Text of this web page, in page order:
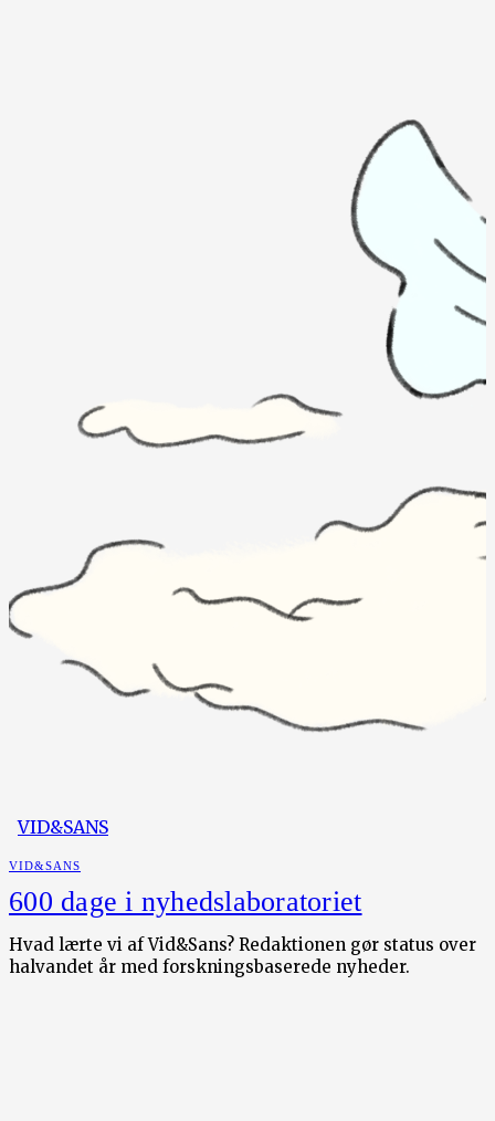
VID&SANS
VID&SANS
600 dage i nyhedslaboratoriet
Hvad lærte vi af Vid&Sans? Redaktionen gør status over
halvandet år med forskningsbaserede nyheder.